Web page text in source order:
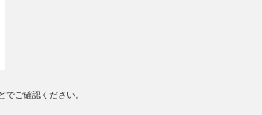
ご確認ください。